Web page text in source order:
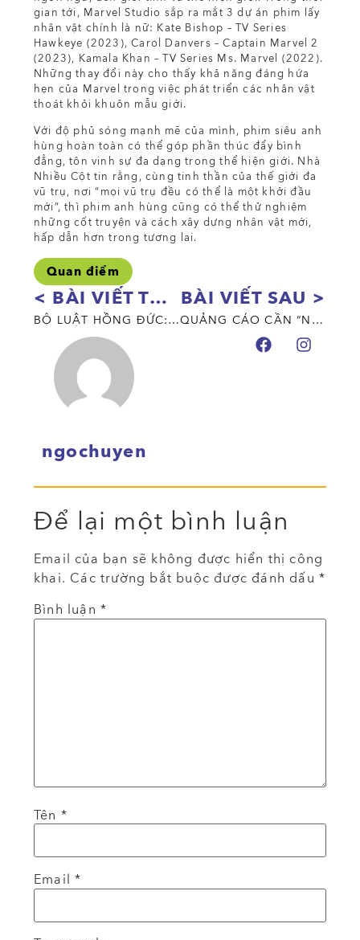
gian tới, Marvel Studio sắp ra mắt 3 dự án phim lấy
nhân vật chính là nữ: Kate Bishop – TV Series
Hawkeye (2023), Carol Danvers – Captain Marvel 2
(2023), Kamala Khan – TV Series Ms. Marvel (2022).
Những thay đổi này cho thấy khả năng đáng hứa
hẹn của Marvel trong việc phát triển các nhân vật
thoát khỏi khuôn mẫu giới.
Với độ phủ sóng mạnh mẽ của mình, phim siêu anh
hùng hoàn toàn có thể góp phần thúc đẩy bình
đẳng, tôn vinh sự đa dạng trong thể hiện giới. Nhà
Nhiều Cột tin rằng, cùng tinh thần của thế giới đa
vũ trụ, nơi “mọi vũ trụ đều có thể là một khởi đầu
mới”, thì phim anh hùng cũng có thể thử nghiệm
những cốt truyện và cách xây dựng nhân vật mới,
hấp dẫn hơn trong tương lai.
Quan điểm
< BÀI VIẾT TRƯỚC
BỘ LUẬT HỒNG ĐỨC: NHỮNG TIẾN BỘ TRONG CÔNG CUỘC BẢO VỆ VÀ THÚC ĐẨY TIẾNG NÓI CỦA PHỤ NỮ
BÀI VIẾT SAU >
QUẢNG CÁO CẦN “NHẠY” INSIGHT, LIỆU CÓ CẦN “CẢM” ĐỊNH KIẾN GIỚI?
ngochuyen
Để lại một bình luận
Email của bạn sẽ không được hiển thị công
khai. Các trường bắt buộc được đánh dấu*
Bình luận *
Tên *
Email*